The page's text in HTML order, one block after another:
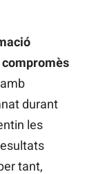
durant
les
tant,